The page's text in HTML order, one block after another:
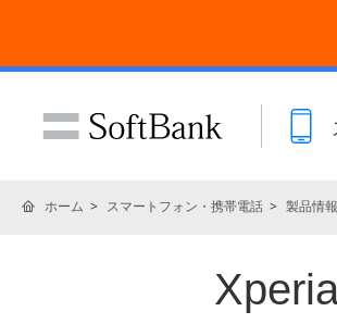
ホーム スマートフォン・携帯電話 製品情報